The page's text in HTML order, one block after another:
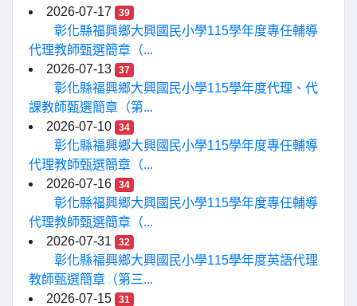
2026-07-17
39
彰化縣福興鄉大興國民小學115學年度專任輔導
代理教師甄選簡章（...
2026-07-13
37
彰化縣福興鄉大興國民小學115學年度代理、代
課教師甄選簡章（第...
2026-07-10
34
彰化縣福興鄉大興國民小學115學年度專任輔導
代理教師甄選簡章（...
2026-07-16
34
彰化縣福興鄉大興國民小學115學年度專任輔導
代理教師甄選簡章（...
2026-07-31
32
彰化縣福興鄉大興國民小學115學年度英語代理
教師甄選簡章（第三...
2026-07-15
31